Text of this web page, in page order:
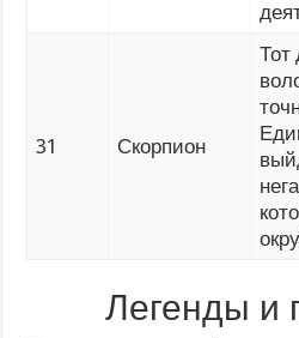
31 Скорпион
Тот
Легенды и